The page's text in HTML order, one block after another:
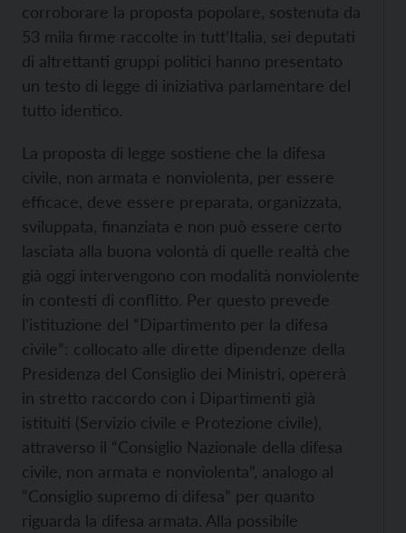
corroborare la proposta popolare, sostenuta da
53 mila firme raccolte in tutt’Italia, sei deputati
di altrettanti gruppi politici hanno presentato
un testo di legge di iniziativa parlamentare del
tutto identico.
La proposta di legge sostiene che la difesa
civile, non armata e nonviolenta, per essere
efficace, deve essere preparata, organizzata,
sviluppata, finanziata e non può essere certo
lasciata alla buona volontà di quelle realtà che
già oggi intervengono con modalità nonviolente
in contesti di conflitto. Per questo prevede
l'istituzione del “Dipartimento per la difesa
civile”: collocato alle dirette dipendenze della
Presidenza del Consiglio dei Ministri, opererà
in stretto raccordo con i Dipartimenti già
istituiti (Servizio civile e Protezione civile),
attraverso il “Consiglio Nazionale della difesa
civile, non armata e nonviolenta”, analogo al
“Consiglio supremo di difesa” per quanto
riguarda la difesa armata. Alla possibile